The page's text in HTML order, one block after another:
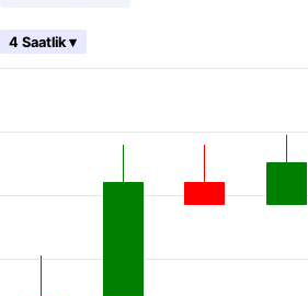
4 Saatlik ▾